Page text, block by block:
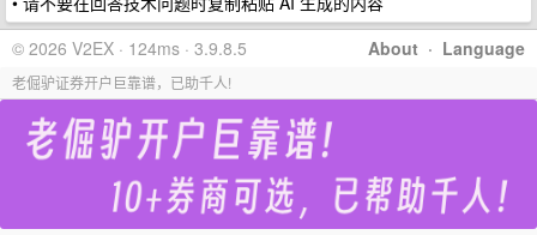
About · Language
© 2026 V2EX · 124ms · 3.9.8.5
老倔驴证券开户巨靠谱，已助千人!